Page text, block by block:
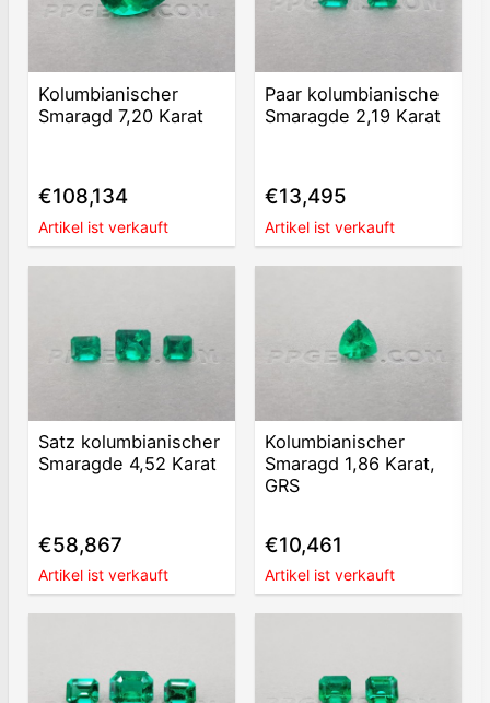
Kolumbianischer
Smaragd 7,20 Karat
€108,134
Artikel ist verkauft
Paar kolumbianische
Smaragde 2,19 Karat
€13,495
Artikel ist verkauft
Satz kolumbianischer
Smaragde 4,52 Karat
€58,867
Artikel ist verkauft
Kolumbianischer
Smaragd 1,86 Karat,
GRS
€10,461
Artikel ist verkauft